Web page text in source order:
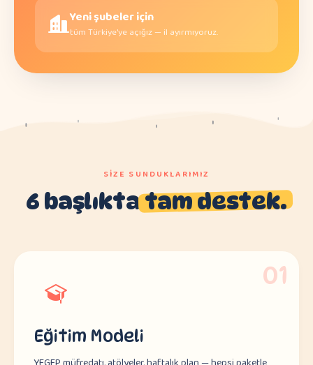
Yeni şubeler için
tüm Türkiye'ye açığız — il ayırmıyoruz.
SIZE SUNDUKLARIMIZ
6 başlıktatam destek.
01
Eğitim Modeli